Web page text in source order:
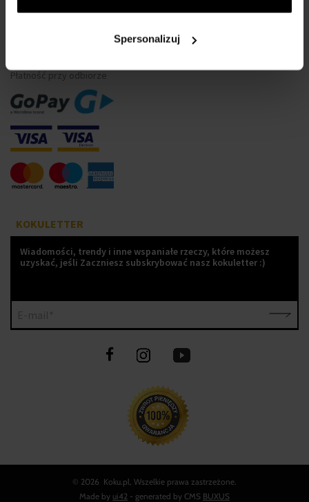
Spersonalizuj
Płatność przy odbiorze
KOKULETTER
Wiadomości, trendy i inne wspaniałe rzeczy, które możesz
uzyskać, jeśli Zaczniesz subskrybować nasz kokuletter :)
© 2026 Koku.pl, Wszelkie prawa zastrzeżone.
Made by ui42 - generated by CMS BUXUS